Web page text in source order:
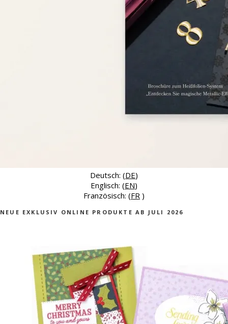
Deutsch: (DE)
Englisch: (EN)
Französisch: (FR )
NEUE EXKLUSIV ONLINE PRODUKTE AB JULI 2026